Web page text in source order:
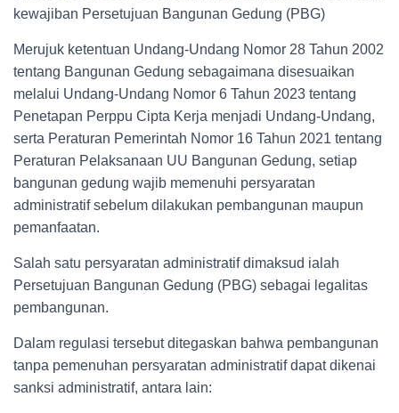
kewajiban Persetujuan Bangunan Gedung (PBG)
Merujuk ketentuan Undang-Undang Nomor 28 Tahun 2002
tentang Bangunan Gedung sebagaimana disesuaikan
melalui Undang-Undang Nomor 6 Tahun 2023 tentang
Penetapan Perppu Cipta Kerja menjadi Undang-Undang,
serta Peraturan Pemerintah Nomor 16 Tahun 2021 tentang
Peraturan Pelaksanaan UU Bangunan Gedung, setiap
bangunan gedung wajib memenuhi persyaratan
administratif sebelum dilakukan pembangunan maupun
pemanfaatan.
Salah satu persyaratan administratif dimaksud ialah
Persetujuan Bangunan Gedung (PBG) sebagai legalitas
pembangunan.
Dalam regulasi tersebut ditegaskan bahwa pembangunan
tanpa pemenuhan persyaratan administratif dapat dikenai
sanksi administratif, antara lain: